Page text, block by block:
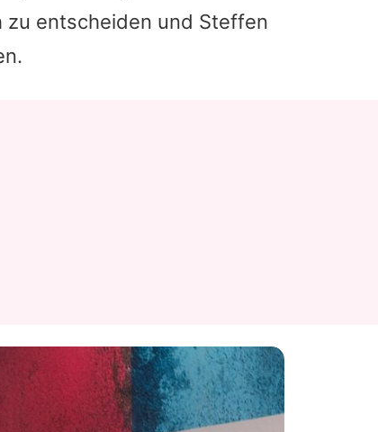
zu entscheiden und Steffen